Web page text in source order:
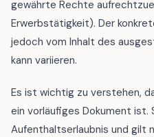
gewährte Rechte
Erwerbstätigkeit). Der
jedoch vom Inhalt des
kann variieren.
Es ist wichtig zu verstehen,
ein vorläufiges Dokument
Aufenthaltserlaubnis und gilt